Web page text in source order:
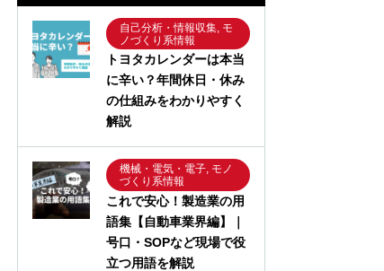
自己分析・情報収集, モ
ノづくり系情報
トヨタカレンダーは本当
に辛い？年間休日・休み
の仕組みをわかりやすく
解説
機械・電気・電子, モノ
づくり系情報
これで安心！製造業の用
語集【自動車業界編】｜
号口・SOPなど現場で役
立つ用語を解説